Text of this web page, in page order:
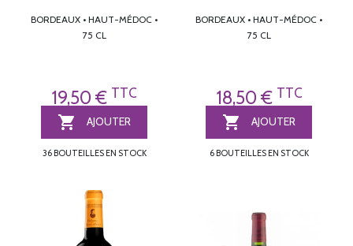
BORDEAUX • HAUT-MÉDOC •
75 CL
19,50 € TTC
 AJOUTER
36 BOUTEILLES EN STOCK
BORDEAUX • HAUT-MÉDOC •
75 CL
18,50 € TTC
 AJOUTER
6 BOUTEILLES EN STOCK